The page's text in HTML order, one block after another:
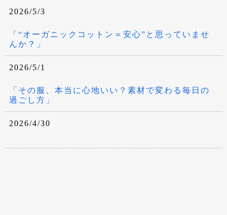
2026/5/3
「“オーガニックコットン＝安心”と思っていませ
んか？」
2026/5/1
「その服、本当に心地いい？素材で変わる毎日の
過ごし方」
2026/4/30